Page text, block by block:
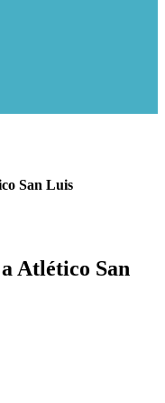
San Luis
Atlético San